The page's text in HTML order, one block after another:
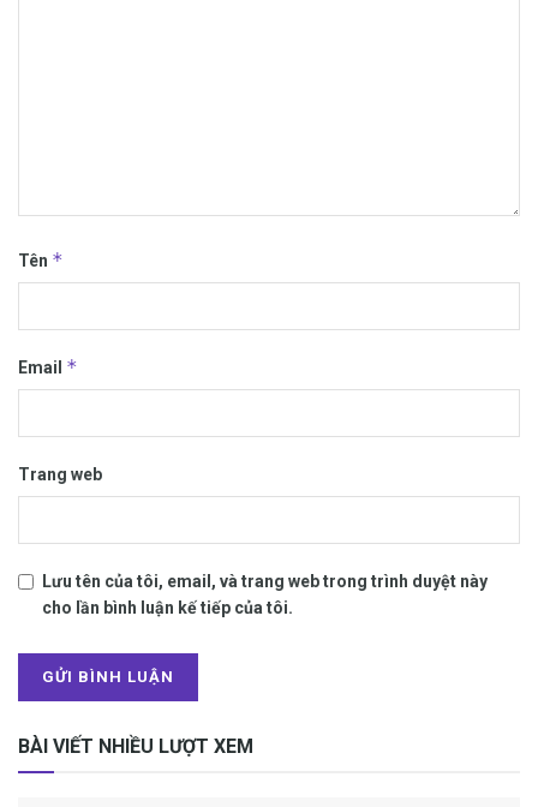
Tên *
Email *
Trang web
Lưu tên của tôi, email, và trang web trong trình duyệt này
cho lần bình luận kế tiếp của tôi.
BÀI VIẾT NHIỀU LƯỢT XEM